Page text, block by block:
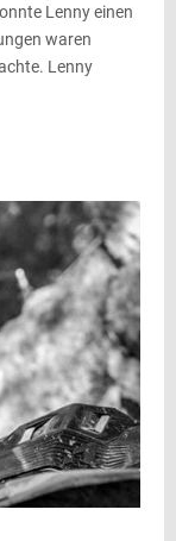
Lenny einen
waren
Lenny